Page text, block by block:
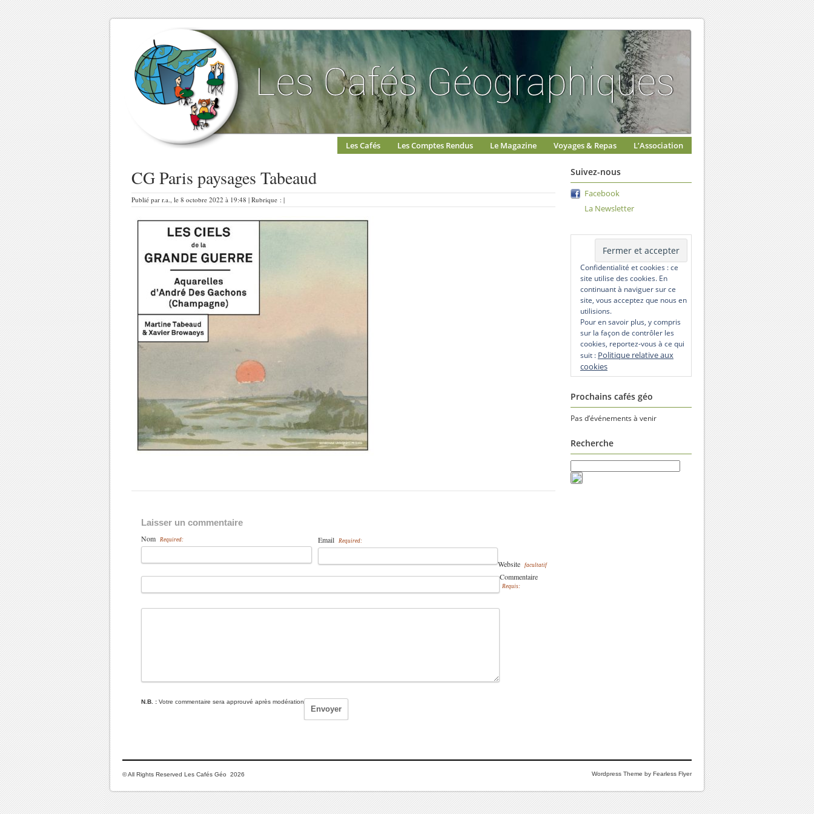
Les Cafés Les Comptes Rendus Le Magazine Voyages & Repas L’Association
CG Paris paysages Tabeaud
Publié par r.a., le 8 octobre 2022 à 19:48 | Rubrique : |
Laisser un commentaire
Nom Required: Email Required:
Website facultatif
Commentaire
Requis:
N.B. : Votre commentaire sera approuvé après modération
Suivez-nous
Facebook
La Newsletter
Confidentialité et cookies : ce
site utilise des cookies. En
continuant à naviguer sur ce
site, vous acceptez que nous en
utilisions.
Pour en savoir plus, y compris
sur la façon de contrôler les
cookies, reportez-vous à ce qui
suit : Politique relative aux
cookies
Prochains cafés géo
Pas d’événements à venir
Recherche
© All Rights Reserved Les Cafés Géo 2026 Wordpress Theme by Fearless Flyer